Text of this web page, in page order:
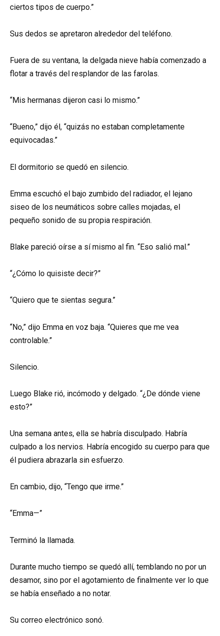
ciertos tipos de cuerpo.”
Sus dedos se apretaron alrededor del teléfono.
Fuera de su ventana, la delgada nieve había comenzado a
flotar a través del resplandor de las farolas.
“Mis hermanas dijeron casi lo mismo.”
“Bueno,” dijo él, “quizás no estaban completamente
equivocadas.”
El dormitorio se quedó en silencio.
Emma escuchó el bajo zumbido del radiador, el lejano
siseo de los neumáticos sobre calles mojadas, el
pequeño sonido de su propia respiración.
Blake pareció oírse a sí mismo al fin. “Eso salió mal.”
“¿Cómo lo quisiste decir?”
“Quiero que te sientas segura.”
“No,” dijo Emma en voz baja. “Quieres que me vea
controlable.”
Silencio.
Luego Blake rió, incómodo y delgado. “¿De dónde viene
esto?”
Una semana antes, ella se habría disculpado. Habría
culpado a los nervios. Habría encogido su cuerpo para que
él pudiera abrazarla sin esfuerzo.
En cambio, dijo, “Tengo que irme.”
“Emma—”
Terminó la llamada.
Durante mucho tiempo se quedó allí, temblando no por un
desamor, sino por el agotamiento de finalmente ver lo que
se había enseñado a no notar.
Su correo electrónico sonó.